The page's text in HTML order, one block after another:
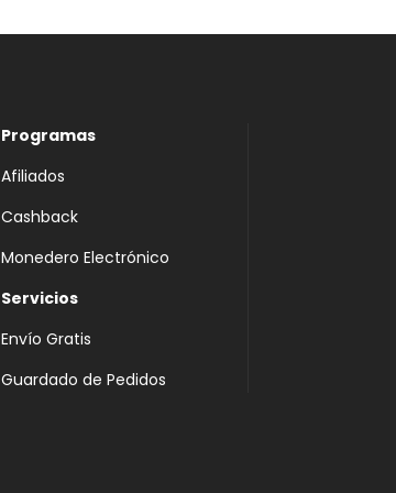
Programas
Afiliados
Cashback
Monedero Electrónico
Servicios
Envío Gratis
Guardado de Pedidos